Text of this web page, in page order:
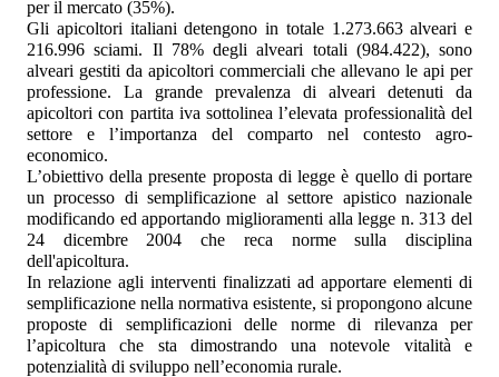
per il mercato (35%).
Gli apicoltori italiani detengono in totale 1.273.663 alveari e
216.996 sciami. Il 78% degli alveari totali (984.422), sono
alveari gestiti da apicoltori commerciali che allevano le api per
professione. La grande prevalenza di alveari detenuti da
apicoltori con partita iva sottolinea l’elevata professionalità del
settore e l’importanza del comparto nel contesto agro-
economico.
L’obiettivo della presente proposta di legge è quello di portare
un processo di semplificazione al settore apistico nazionale
modificando ed apportando miglioramenti alla legge n. 313 del
24 dicembre 2004 che reca norme sulla disciplina
dell'apicoltura.
In relazione agli interventi finalizzati ad apportare elementi di
semplificazione nella normativa esistente, si propongono alcune
proposte di semplificazioni delle norme di rilevanza per
l’apicoltura che sta dimostrando una notevole vitalità e
potenzialità di sviluppo nell’economia rurale.